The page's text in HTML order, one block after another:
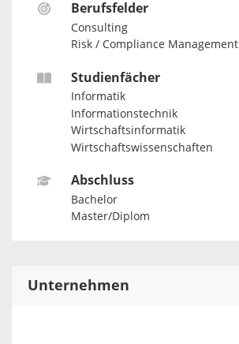
Berufsfelder
Consulting
Risk / Compliance Management
Studienfächer
Informatik
Informationstechnik
Wirtschaftsinformatik
Wirtschaftswissenschaften
Abschluss
Bachelor
Master/Diplom
Unternehmen